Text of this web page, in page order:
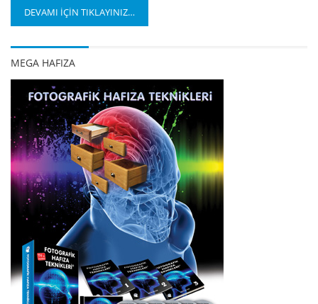
DEVAMI İÇİN TIKLAYINIZ…
MEGA HAFIZA